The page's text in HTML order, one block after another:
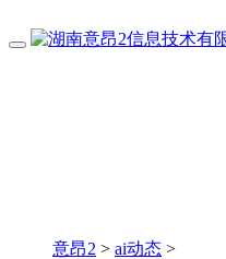
意昂2 > ai动态 >